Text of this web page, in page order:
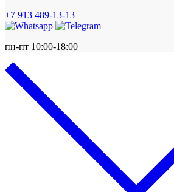
+7 913 489-13-13
пн-пт 10:00-18:00